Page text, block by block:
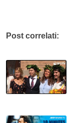
Post correlati: